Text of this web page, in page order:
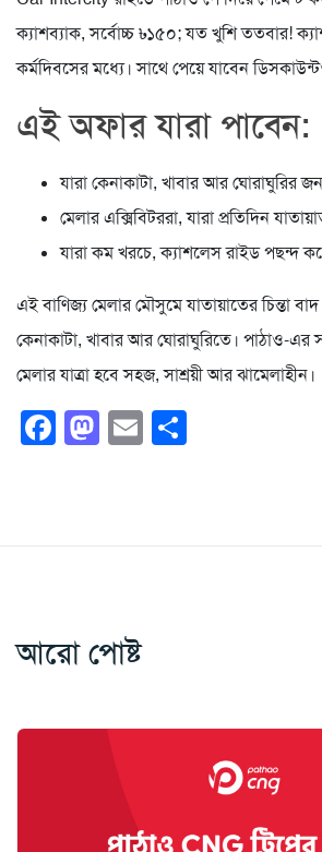
ক্যাশব্যাক, সর্বোচ্চ ৳১৫০; যত খুশি ততবার!
কর্মদিবসের মধ্যে। সাথে পেয়ে যাবেন
এই অফার যারা পাবেন:
যারা কেনাকাটা, খাবার আর ঘোরাঘুরির
মেলার এক্সিবিটররা, যারা প্রতিদিন
যারা কম খরচে, ক্যাশলেস রাইড পছন্দ
এই বাণিজ্য মেলার মৌসুমে যাতায়াতের চিন্তা
কেনাকাটা, খাবার আর ঘোরাঘুরিতে। পাঠাও-এর
মেলার যাত্রা হবে সহজ, সাশ্রয়ী আর ঝামেলাহীন।
Facebook
Mastodon
Email
আরো পোষ্ট